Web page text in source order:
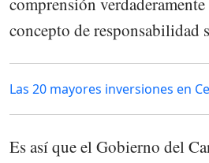
concepto de responsabilidad
Las 20 mayores inversiones en
Es así que el Gobierno del